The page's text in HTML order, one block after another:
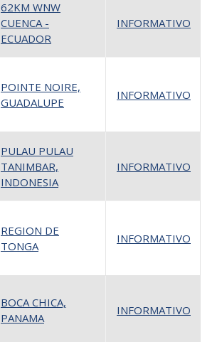
62KM WNW
CUENCA -
ECUADOR
INFORMATIVO
POINTE NOIRE,
GUADALUPE
INFORMATIVO
PULAU PULAU
TANIMBAR,
INDONESIA
INFORMATIVO
REGION DE
TONGA
INFORMATIVO
BOCA CHICA,
PANAMA
INFORMATIVO